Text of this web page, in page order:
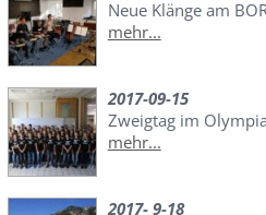
Neue Klänge am
mehr...
2017-09-15
Zweigtag im
mehr...
2017- 9-18